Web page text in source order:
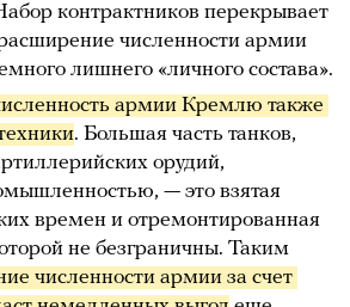
контрактников перекрывает
численности армии
лишнего «личного состава».
армии Кремлю также
. Большая часть танков,
орудий,
— это взятая
времен и отремонтированная
не безграничны. Таким
численности армии за счет